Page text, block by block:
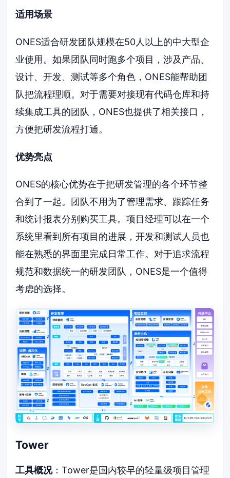
适用场景
ONES适合研发团队规模在50人以上的中大型企
业使用。如果团队同时跑多个项目，涉及产品、
设计、开发、测试等多个角色，ONES能帮助团
队把流程理顺。对于需要对接现有代码仓库和持
续集成工具的团队，ONES也提供了相关接口，
方便把研发流程打通。
优势亮点
ONES的核心优势在于把研发管理的各个环节整
合到了一起。团队不用为了管理需求、跟踪任务
和统计报表分别购买工具。项目经理可以在一个
系统里看到所有项目的进展，开发和测试人员也
能在熟悉的界面里完成日常工作。对于追求流程
规范和数据统一的研发团队，ONES是一个值得
考虑的选择。
Tower
工具概况：Tower是国内较早的轻量级项目管理